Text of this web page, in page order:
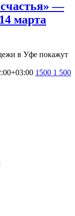
—
марта
в Уфе покажут
1500 1 500